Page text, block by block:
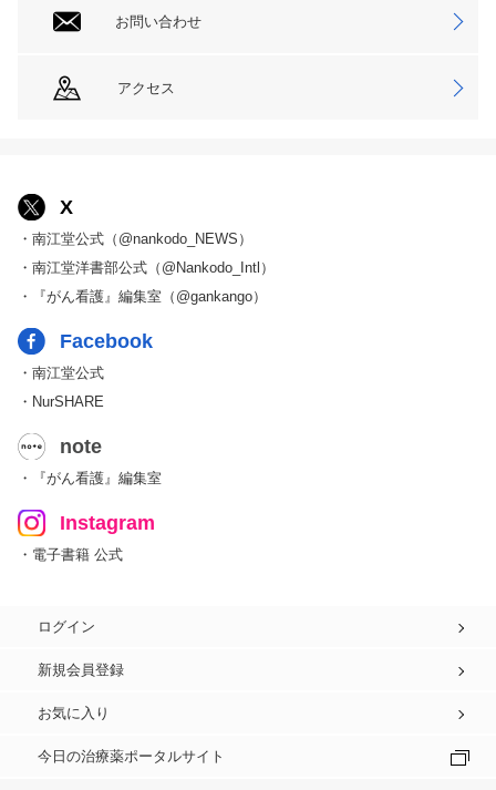
お問い合わせ
アクセス
X
・南江堂公式（@nankodo_NEWS）
・南江堂洋書部公式（@Nankodo_Intl）
・『がん看護』編集室（@gankango）
Facebook
・南江堂公式
・NurSHARE
note
・『がん看護』編集室
Instagram
・電子書籍 公式
ログイン
新規会員登録
お気に入り
今日の治療薬ポータルサイト